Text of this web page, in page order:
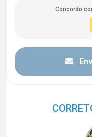
Concordo